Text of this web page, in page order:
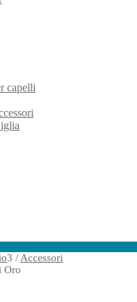
capelli
3 / Accessori
Oro